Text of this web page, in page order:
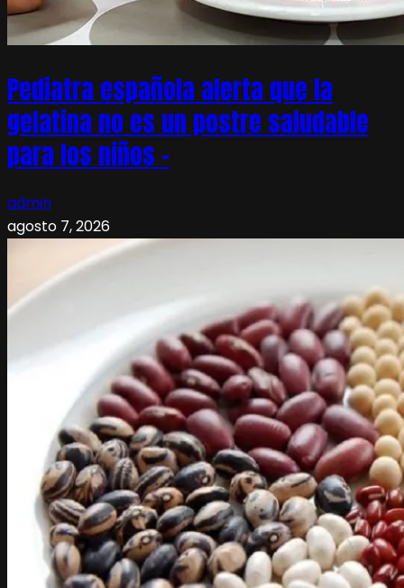
Pediatra española alerta que la
gelatina no es un postre saludable
para los niños –
admin
agosto 7, 2026